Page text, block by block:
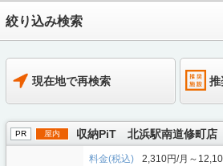
絞り込み検索
現在地で再検索 推
PR 屋内 収納PiT 北浜駅南道修町店
料金(税込)
2,310円/月～